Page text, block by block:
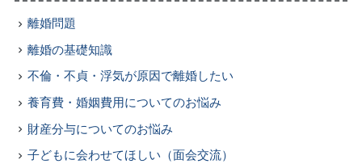
離婚問題
離婚の基礎知識
不倫・不貞・浮気が原因で離婚したい
養育費・婚姻費用についてのお悩み
財産分与についてのお悩み
子どもに会わせてほしい（面会交流）